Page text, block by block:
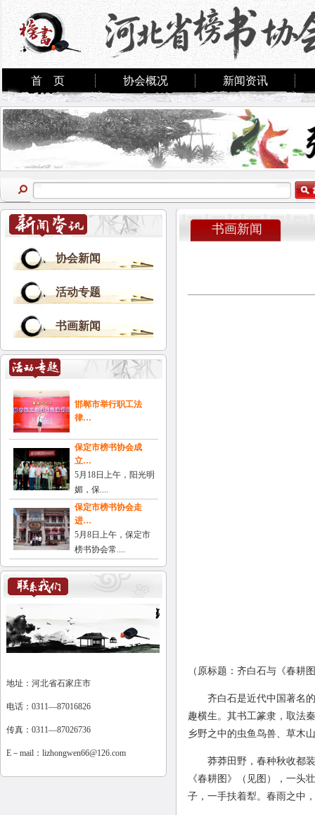
首 页 协会概况 新闻资讯
协会新闻
活动专题
书画新闻
邯郸市举行职工法
律…
保定市榜书协会成
立…
5月18日上午，阳光明
媚，保....
保定市榜书协会走
进…
5月8日上午，保定市
榜书协会常....
地址：河北省石家庄市
电话：0311—87016826
传真：0311—87026736
E－mail： lizhongwen66@126.com
书画新闻
（原标题：齐白石与《春耕
齐白石是近代中国著名的
趣横生。其书工篆隶，取法
乡野之中的虫鱼鸟兽、草木
莽莽田野，春种秋收都装
《春耕图》（见图），一头
子，一手扶着犁。春雨之中